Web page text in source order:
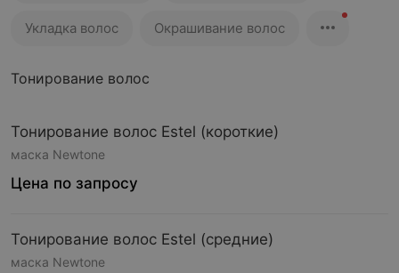
Укладка волос Окрашивание волос
Тонирование волос
Тонирование волос Estel (короткие)
маска Newtone
Цена по запросу
Тонирование волос Estel (средние)
маска Newtone